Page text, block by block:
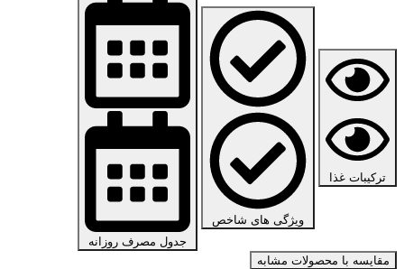
ترکیبات غذا
ویژگی های شاخص
جدول مصرف روزانه
مقایسه با محصولات مشابه